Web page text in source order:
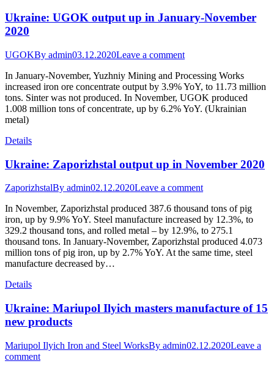
Ukraine: UGOK output up in January-November
2020
UGOKBy admin03.12.2020Leave a comment
In January-November, Yuzhniy Mining and Processing Works
increased iron ore concentrate output by 3.9% YoY, to 11.73 million
tons. Sinter was not produced. In November, UGOK produced
1.008 million tons of concentrate, up by 6.2% YoY. (Ukrainian
metal)
Details
Ukraine: Zaporizhstal output up in November 2020
ZaporizhstalBy admin02.12.2020Leave a comment
In November, Zaporizhstal produced 387.6 thousand tons of pig
iron, up by 9.9% YoY. Steel manufacture increased by 12.3%, to
329.2 thousand tons, and rolled metal – by 12.9%, to 275.1
thousand tons. In January-November, Zaporizhstal produced 4.073
million tons of pig iron, up by 2.7% YoY. At the same time, steel
manufacture decreased by…
Details
Ukraine: Mariupol Ilyich masters manufacture of 15
new products
Mariupol Ilyich Iron and Steel WorksBy admin02.12.2020Leave a
comment